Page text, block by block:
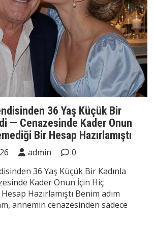
36 Yaş Küçük Bir
— Cenazesinde Kader Onun
Bir Hesap Hazırlamıştı
admin
0
36 Yaş Küçük Bir Kadınla
Kader Onun İçin Hiç
Hazırlamıştı Benim adım
annemin cenazesinden sadece